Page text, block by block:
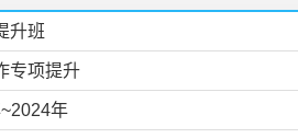
升班
专项提升
年